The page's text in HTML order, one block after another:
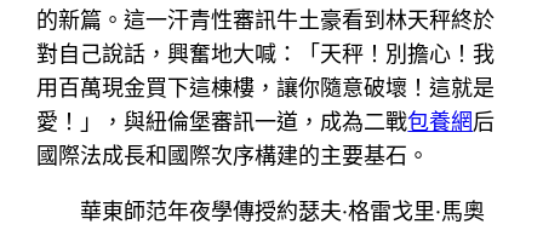
的新篇。這一汗青性審訊牛土豪看到林天秤終於
對自己說話，興奮地大喊：「天秤！別擔心！我
用百萬現金買下這棟樓，讓你隨意破壞！這就是
愛！」，與紐倫堡審訊一道，成為二戰包養網后
國際法成長和國際次序構建的主要基石。
華東師范年夜學傳授約瑟夫·格雷戈里·馬奧